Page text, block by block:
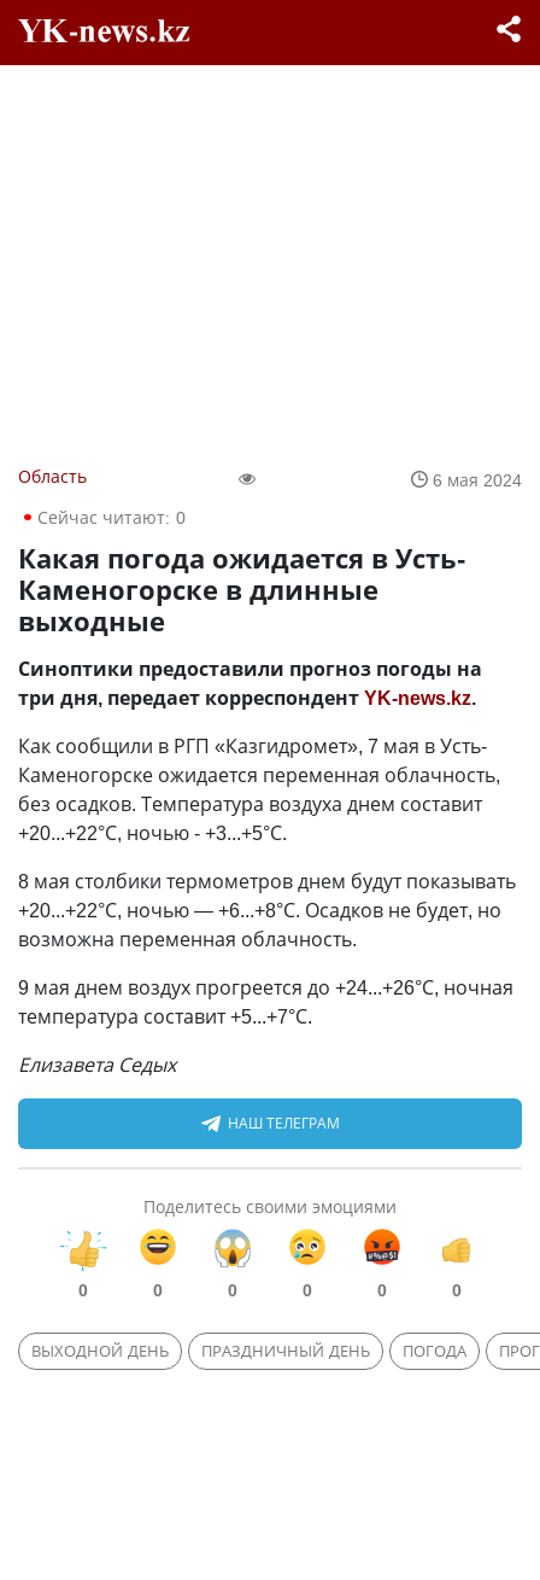
Область
6 мая 2024
Сейчас читают: 0
Какая погода ожидается в Усть-
Каменогорске в длинные
выходные
Синоптики предоставили прогноз погоды на
три дня, передает корреспондентYK-news.kz.
Как сообщили в РГП «Казгидромет», 7 мая в Усть-
Каменогорске ожидается переменная облачность,
без осадков. Температура воздуха днем составит
+20...+22°С, ночью - +3...+5°С.
8 мая столбики термометров днем будут показывать
+20...+22°С, ночью—+6...+8°С. Осадков не будет, но
возможна переменная облачность.
9 мая днем воздух прогреется до +24...+26°С, ночная
температура составит +5...+7°С.
Елизавета Седых
НАШ ТЕЛЕГРАМ
Поделитесь своими эмоциями
0 0 0 0 0 0
ВЫХОДНОЙ ДЕНЬ ПРАЗДНИЧНЫЙ ДЕНЬ ПОГОДА